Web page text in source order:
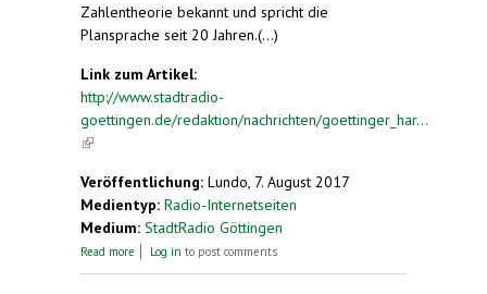
Zahlentheorie bekannt und spricht die
Plansprache seit 20 Jahren.(...)
Link zum Artikel:
http://www.stadtradio-
goettingen.de/redaktion/nachrichten/goettinger_har...
(link is external)
Veröffentlichung: Lundo, 7. August 2017
Medientyp: Radio-Internetseiten
Medium: StadtRadio Göttingen
Read more about Göttinger Harald Helfgott neues Mitglied im
Log in to post comments